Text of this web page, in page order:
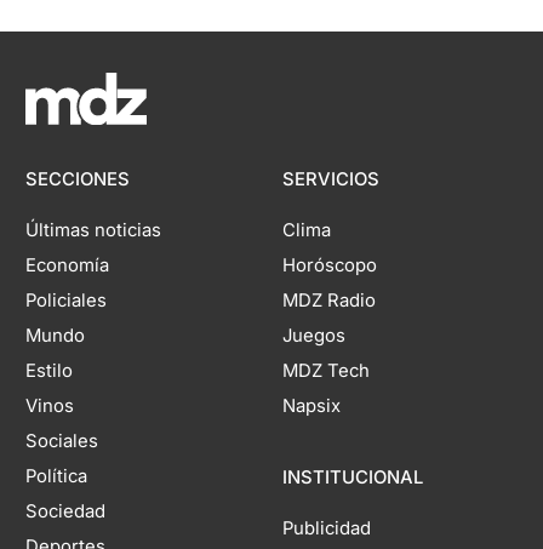
SECCIONES
Últimas noticias
Economía
Policiales
Mundo
Estilo
Vinos
Sociales
Política
Sociedad
SERVICIOS
Clima
Horóscopo
MDZ Radio
Juegos
MDZ Tech
Napsix
INSTITUCIONAL
Publicidad